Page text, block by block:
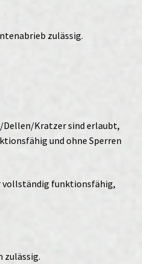
zulässig.
Dellen/Kratzer sind erlaubt,
und ohne Sperren
vollständig funktionsfähig,
zulässig.